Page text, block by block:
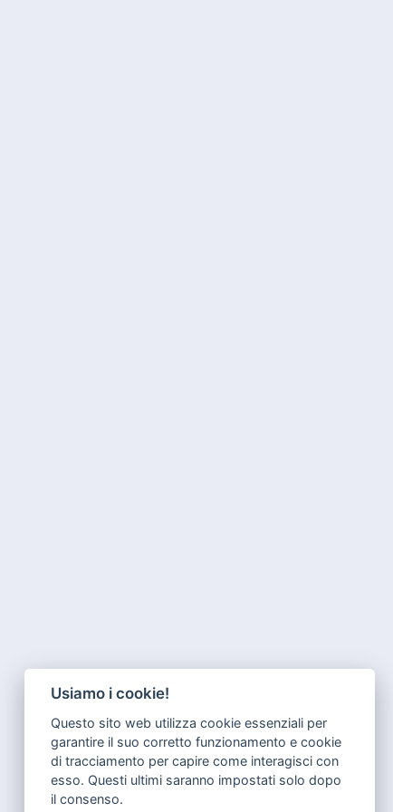
magistrale Extra UE -
Usiamo i cookie!
Questo sito web utilizza cookie essenziali per
garantire il suo corretto funzionamento e cookie
di tracciamento per capire come interagisci con
esso. Questi ultimi saranno impostati solo dopo
il consenso.